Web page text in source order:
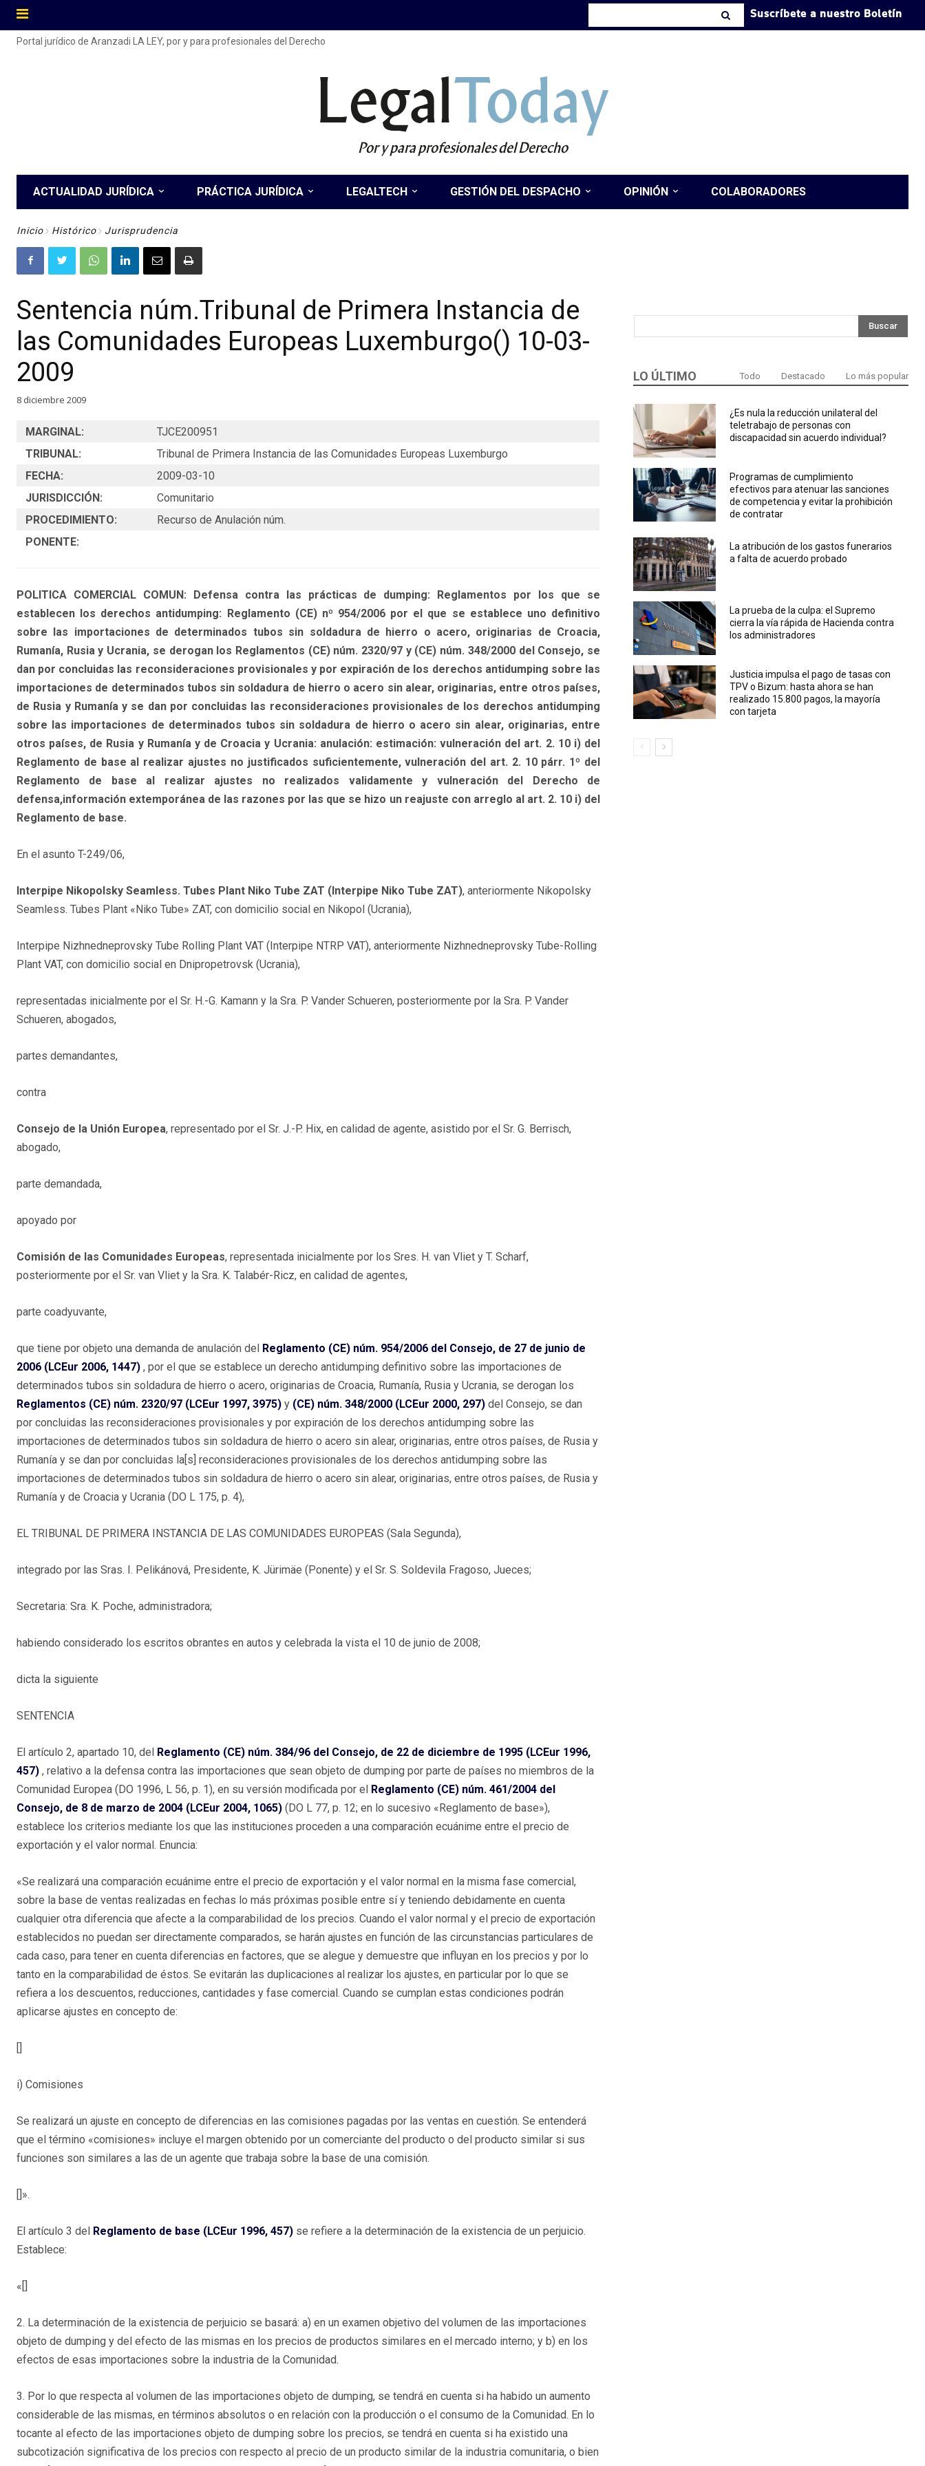
Suscríbete a nuestro Boletín
Portal jurídico de Aranzadi LA LEY, por y para profesionales del Derecho
LegalToday
Por y para profesionales del Derecho
ACTUALIDAD JURÍDICA PRÁCTICA JURÍDICA LEGALTECH GESTIÓN DEL DESPACHO OPINIÓN COLABORADORES
Inicio Histórico Jurisprudencia
Sentencia núm.Tribunal de Primera Instancia de
las Comunidades Europeas Luxemburgo() 10-03-
2009
8 diciembre 2009
MARGINAL:
TJCE200951
TRIBUNAL:
Tribunal de Primera Instancia de las Comunidades Europeas Luxemburgo
FECHA:
2009-03-10
JURISDICCIÓN:
Comunitario
PROCEDIMIENTO:
Recurso de Anulación núm.
PONENTE:
POLITICA COMERCIAL COMUN: Defensa contra las prácticas de dumping: Reglamentos por los que se
establecen los derechos antidumping: Reglamento (CE) nº 954/2006 por el que se establece uno definitivo
sobre las importaciones de determinados tubos sin soldadura de hierro o acero, originarias de Croacia,
Rumanía, Rusia y Ucrania, se derogan los Reglamentos (CE) núm. 2320/97 y (CE) núm. 348/2000 del Consejo, se
dan por concluidas las reconsideraciones provisionales y por expiración de los derechos antidumping sobre las
importaciones de determinados tubos sin soldadura de hierro o acero sin alear, originarias, entre otros países,
de Rusia y Rumanía y se dan por concluidas las reconsideraciones provisionales de los derechos antidumping
sobre las importaciones de determinados tubos sin soldadura de hierro o acero sin alear, originarias, entre
otros países, de Rusia y Rumanía y de Croacia y Ucrania: anulación: estimación: vulneración del art. 2. 10 i) del
Reglamento de base al realizar ajustes no justificados suficientemente, vulneración del art. 2. 10 párr. 1º del
Reglamento de base al realizar ajustes no realizados validamente y vulneración del Derecho de
defensa,información extemporánea de las razones por las que se hizo un reajuste con arreglo al art. 2. 10 i) del
Reglamento de base.
En el asunto T-249/06,
Interpipe Nikopolsky Seamless. Tubes Plant Niko Tube ZAT (Interpipe Niko Tube ZAT), anteriormente Nikopolsky
Seamless. Tubes Plant «Niko Tube» ZAT, con domicilio social en Nikopol (Ucrania),
Interpipe Nizhnedneprovsky Tube Rolling Plant VAT (Interpipe NTRP VAT), anteriormente Nizhnedneprovsky Tube-Rolling
Plant VAT, con domicilio social en Dnipropetrovsk (Ucrania),
representadas inicialmente por el Sr. H.-G. Kamann y la Sra. P. Vander Schueren, posteriormente por la Sra. P. Vander
Schueren, abogados,
partes demandantes,
contra
Consejo de la Unión Europea, representado por el Sr. J.-P. Hix, en calidad de agente, asistido por el Sr. G. Berrisch,
abogado,
parte demandada,
apoyado por
Comisión de las Comunidades Europeas, representada inicialmente por los Sres. H. van Vliet y T. Scharf,
posteriormente por el Sr. van Vliet y la Sra. K. Talabér-Ricz, en calidad de agentes,
parte coadyuvante,
que tiene por objeto una demanda de anulación del
Reglamento (CE) núm. 954/2006 del Consejo, de 27 de junio de
2006 (LCEur 2006, 1447) , por el que se establece un derecho antidumping definitivo sobre las importaciones de
determinados tubos sin soldadura de hierro o acero, originarias de Croacia, Rumanía, Rusia y Ucrania, se derogan los
Reglamentos (CE) núm. 2320/97 (LCEur 1997, 3975) y (CE) núm. 348/2000 (LCEur 2000, 297) del Consejo, se dan
por concluidas las reconsideraciones provisionales y por expiración de los derechos antidumping sobre las
importaciones de determinados tubos sin soldadura de hierro o acero sin alear, originarias, entre otros países, de Rusia y
Rumanía y se dan por concluidas la[s] reconsideraciones provisionales de los derechos antidumping sobre las
importaciones de determinados tubos sin soldadura de hierro o acero sin alear, originarias, entre otros países, de Rusia y
Rumanía y de Croacia y Ucrania (DO L 175, p. 4),
EL TRIBUNAL DE PRIMERA INSTANCIA DE LAS COMUNIDADES EUROPEAS (Sala Segunda),
integrado por las Sras. I. Pelikánová, Presidente, K. Jürimäe (Ponente) y el Sr. S. Soldevila Fragoso, Jueces;
Secretaria: Sra. K. Poche, administradora;
habiendo considerado los escritos obrantes en autos y celebrada la vista el 10 de junio de 2008;
dicta la siguiente
SENTENCIA
El artículo 2, apartado 10, del
Reglamento (CE) núm. 384/96 del Consejo, de 22 de diciembre de 1995 (LCEur 1996,
457) , relativo a la defensa contra las importaciones que sean objeto de dumping por parte de países no miembros de la
Comunidad Europea (DO 1996, L 56, p. 1), en su versión modificada por el
Reglamento (CE) núm. 461/2004 del
Consejo, de 8 de marzo de 2004 (LCEur 2004, 1065) (DO L 77, p. 12; en lo sucesivo «Reglamento de base»),
establece los criterios mediante los que las instituciones proceden a una comparación ecuánime entre el precio de
exportación y el valor normal. Enuncia:
«Se realizará una comparación ecuánime entre el precio de exportación y el valor normal en la misma fase comercial,
sobre la base de ventas realizadas en fechas lo más próximas posible entre sí y teniendo debidamente en cuenta
cualquier otra diferencia que afecte a la comparabilidad de los precios. Cuando el valor normal y el precio de exportación
establecidos no puedan ser directamente comparados, se harán ajustes en función de las circunstancias particulares de
cada caso, para tener en cuenta diferencias en factores, que se alegue y demuestre que influyan en los precios y por lo
tanto en la comparabilidad de éstos. Se evitarán las duplicaciones al realizar los ajustes, en particular por lo que se
refiera a los descuentos, reducciones, cantidades y fase comercial. Cuando se cumplan estas condiciones podrán
aplicarse ajustes en concepto de:
i) Comisiones
Se realizará un ajuste en concepto de diferencias en las comisiones pagadas por las ventas en cuestión. Se entenderá
que el término «comisiones» incluye el margen obtenido por un comerciante del producto o del producto similar si sus
funciones son similares a las de un agente que trabaja sobre la base de una comisión.
[]».
El artículo 3 del Reglamento de base (LCEur 1996, 457) se refiere a la determinación de la existencia de un perjuicio.
Establece:
«[]
2. La determinación de la existencia de perjuicio se basará: a) en un examen objetivo del volumen de las importaciones
objeto de dumping y del efecto de las mismas en los precios de productos similares en el mercado interno; y b) en los
efectos de esas importaciones sobre la industria de la Comunidad.
3. Por lo que respecta al volumen de las importaciones objeto de dumping, se tendrá en cuenta si ha habido un aumento
considerable de las mismas, en términos absolutos o en relación con la producción o el consumo de la Comunidad. En lo
tocante al efecto de las importaciones objeto de dumping sobre los precios, se tendrá en cuenta si ha existido una
subcotización significativa de los precios con respecto al precio de un producto similar de la industria comunitaria, o bien
Buscar
LO ÚLTIMO Todo Destacado Lo más popular
¿Es nula la reducción unilateral del
teletrabajo de personas con
discapacidad sin acuerdo individual?
Programas de cumplimiento
efectivos para atenuar las sanciones
de competencia y evitar la prohibición
de contratar
La atribución de los gastos funerarios
a falta de acuerdo probado
La prueba de la culpa: el Supremo
cierra la vía rápida de Hacienda contra
los administradores
Justicia impulsa el pago de tasas con
TPV o Bizum: hasta ahora se han
realizado 15.800 pagos, la mayoría
con tarjeta